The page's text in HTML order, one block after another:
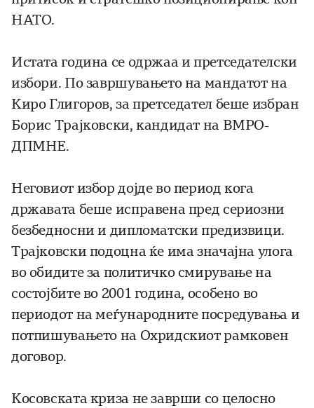
НАТО.
Истата година се одржаа и претседателски
избори. По завршувањето на мандатот на
Киро Глигоров, за претседател беше избран
Борис Трајковски, кандидат на ВМРО-
ДПМНЕ.
Неговиот избор дојде во период кога
државата беше исправена пред сериозни
безбедносни и дипломатски предизвици.
Трајковски подоцна ќе има значајна улога
во обидите за политичко смирување на
состојбите во 2001 година, особено во
периодот на меѓународните посредувања и
потпишувањето на Охридскиот рамковен
договор.
Косовската криза не заврши со целосно